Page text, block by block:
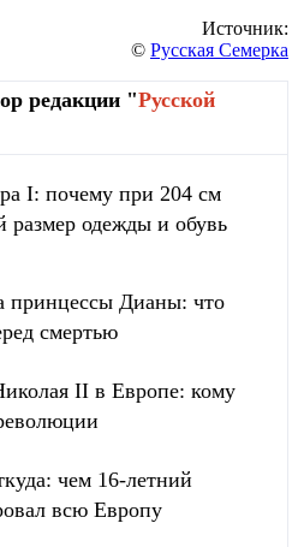
Источник:
© Русская Семерка
редакции "Русской
I: почему при 204 см
размер одежды и обувь
принцессы Дианы: что
смертью
II в Европе: кому
чем 16-летний
всю Европу